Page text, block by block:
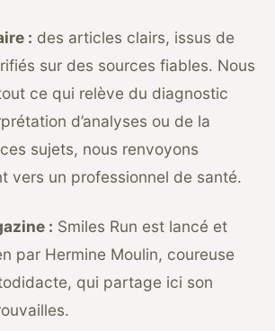
: des articles clairs, issus de
sur des sources fiables. Nous
ce qui relève du diagnostic
d’analyses ou de la
sujets, nous renvoyons
vers un professionnel de santé.
: Smiles Run est lancé et
par Hermine Moulin, coureuse
qui partage ici son